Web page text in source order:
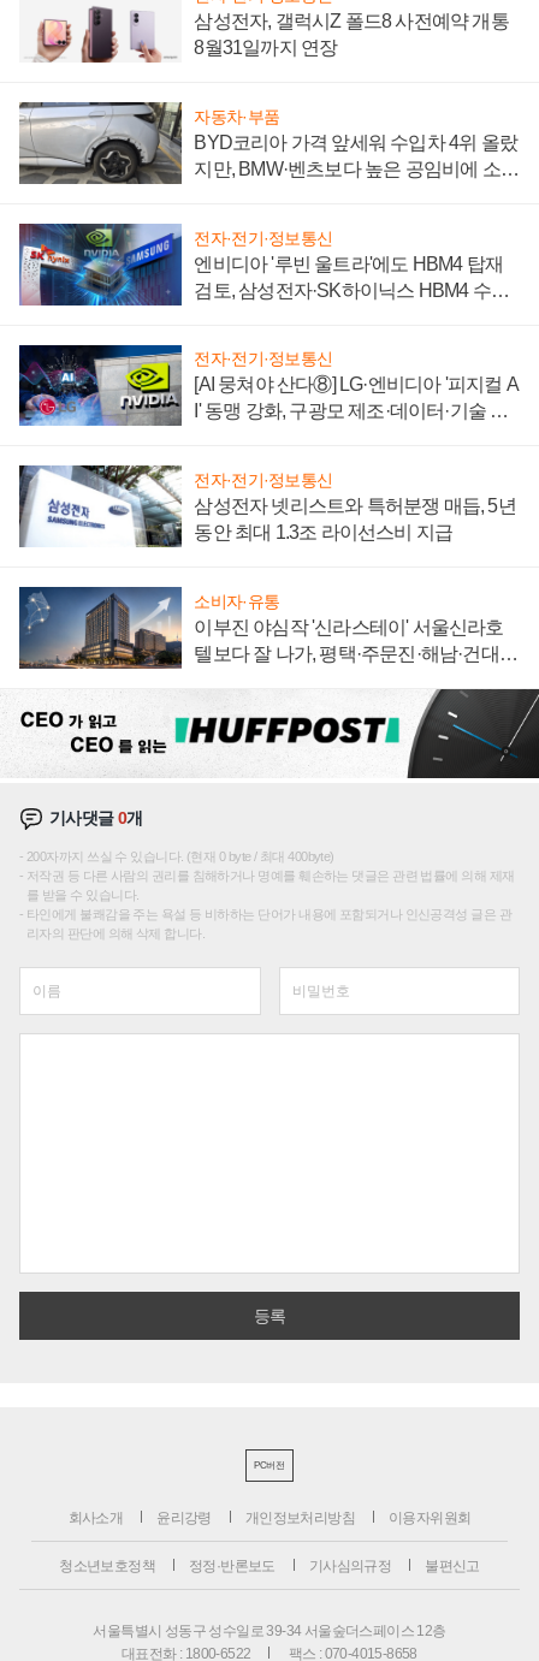
삼성전자, 갤럭시Z 폴드8 사전예약 개통
8월31일까지 연장
자동차·부품
BYD코리아 가격 앞세워 수입차 4위 올랐
지만, BMW·벤츠보다 높은 공임비에 소비
전자·전기·정보통신
엔비디아 '루빈 울트라'에도 HBM4 탑재
검토, 삼성전자·SK하이닉스 HBM4 수율
전자·전기·정보통신
[AI 뭉쳐야 산다⑧] LG·엔비디아 '피지컬 A
I' 동맹 강화, 구광모 제조·데이터·기술 결
전자·전기·정보통신
삼성전자 넷리스트와 특허분쟁 매듭, 5년
동안 최대 1.3조 라이선스비 지급
소비자·유통
이부진 야심작 '신라스테이' 서울신라호
텔보다 잘 나가, 평택·주문진·해남·건대로
기사댓글0개
200자까지 쓰실 수 있습니다. (현재 0 byte / 최대 400byte)
저작권 등 다른 사람의 권리를 침해하거나 명예를 훼손하는 댓글은 관련 법률에 의해 제재
를 받을 수 있습니다.
타인에게 불쾌감을 주는 욕설 등 비하하는 단어가 내용에 포함되거나 인신공격성 글은 관
리자의 판단에 의해 삭제 합니다.
PC버전
회사소개 윤리강령 개인정보처리방침 이용자위원회
청소년보호정책 정정·반론보도 기사심의규정 불편신고
서울특별시 성동구 성수일로 39-34 서울숲더스페이스 12층
대표전화 : 1800-6522
팩스 : 070-4015-8658